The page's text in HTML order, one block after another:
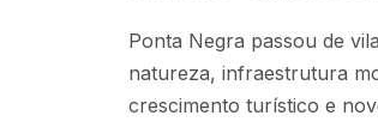
Ponta Negra passou de
natureza, infraestrutura
crescimento turístico e